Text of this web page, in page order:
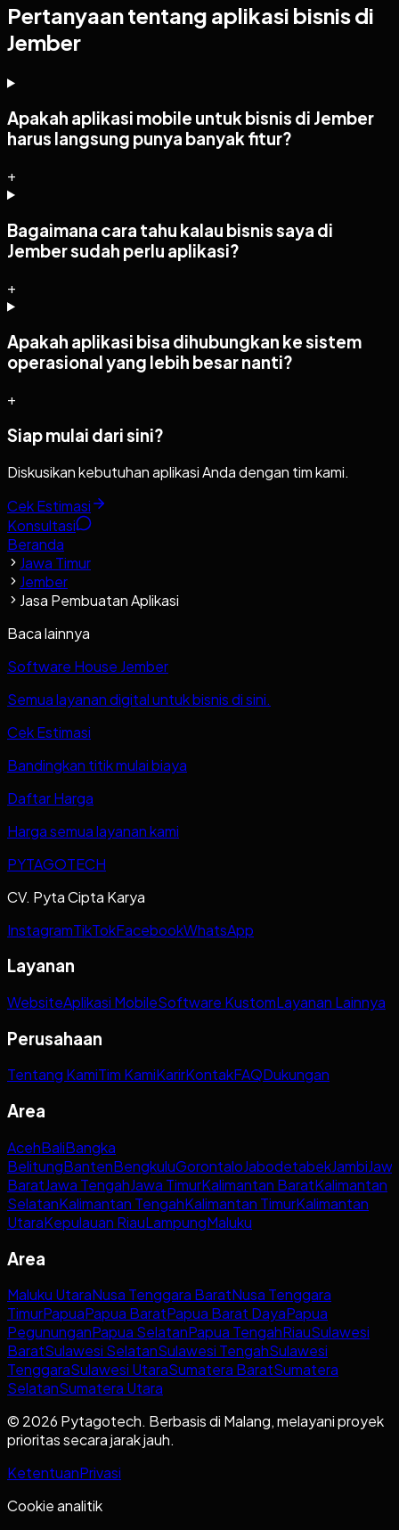
Pertanyaan tentang aplikasi bisnis di
Jember
Apakah aplikasi mobile untuk bisnis di Jember
harus langsung punya banyak fitur?
+
Bagaimana cara tahu kalau bisnis saya di
Jember sudah perlu aplikasi?
+
Apakah aplikasi bisa dihubungkan ke sistem
operasional yang lebih besar nanti?
+
Siap mulai dari sini?
Diskusikan kebutuhan aplikasi Anda dengan tim kami.
Cek Estimasi
Konsultasi
Beranda
Jawa Timur
Jember
Jasa Pembuatan Aplikasi
Baca lainnya
Software House Jember
Semua layanan digital untuk bisnis di sini.
Cek Estimasi
Bandingkan titik mulai biaya
Daftar Harga
Harga semua layanan kami
PYTAGOTECH
CV. Pyta Cipta Karya
InstagramTikTokFacebookWhatsApp
Layanan
WebsiteAplikasi MobileSoftware KustomLayanan Lainnya
Perusahaan
Tentang KamiTim KamiKarirKontakFAQDukungan
Area
AcehBaliBangka
BelitungBantenBengkuluGorontaloJabodetabekJambi
BaratJawa TengahJawa TimurKalimantan BaratKalimantan
SelatanKalimantan TengahKalimantan TimurKalimantan
UtaraKepulauan RiauLampungMaluku
Area
Maluku UtaraNusa Tenggara BaratNusa Tenggara
TimurPapuaPapua BaratPapua Barat DayaPapua
PegununganPapua SelatanPapua TengahRiauSulawesi
BaratSulawesi SelatanSulawesi TengahSulawesi
TenggaraSulawesi UtaraSumatera BaratSumatera
SelatanSumatera Utara
© 2026 Pytagotech. Berbasis di Malang, melayani proyek
prioritas secara jarak jauh.
KetentuanPrivasi
Cookie analitik